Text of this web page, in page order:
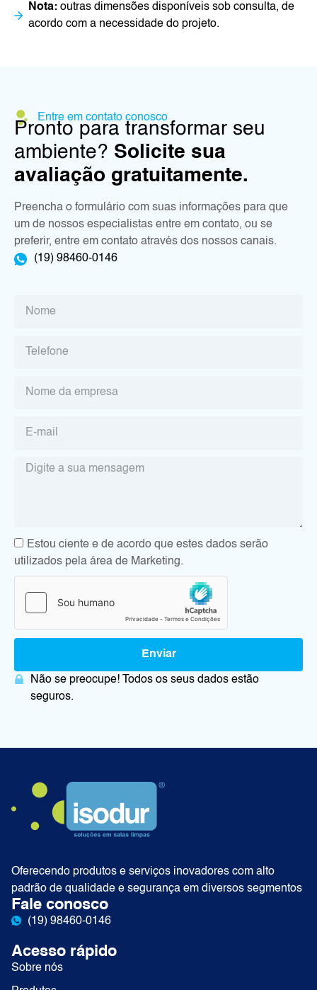
Nota: outras dimensões disponíveis sob consulta, de
acordo com a necessidade do projeto.
Entre em contato conosco
Pronto para transformar seu
ambiente? Solicite sua
avaliação gratuitamente.
Preencha o formulário com suas informações para que
um de nossos especialistas entre em contato, ou se
preferir, entre em contato através dos nossos canais.
(19) 98460-0146
Estou ciente e de acordo que estes dados serão
utilizados pela área de Marketing.
Enviar
Alternative:
Não se preocupe! Todos os seus dados estão
seguros.
Oferecendo produtos e serviços inovadores com alto
padrão de qualidade e segurança em diversos segmentos
Fale conosco
(19) 98460-0146
Acesso rápido
Sobre nós